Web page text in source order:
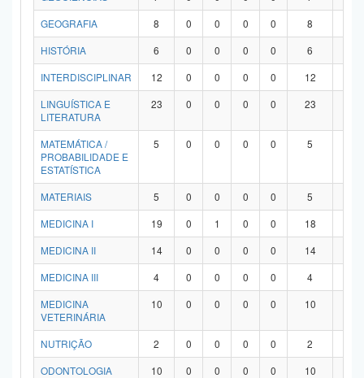
GEOGRAFIA
8 0 0 0 0 8
HISTÓRIA
6 0 0 0 0 6
INTERDISCIPLINAR
12 0 0 0 0 12
LINGUÍSTICA E
LITERATURA
23 0 0 0 0 23
MATEMÁTICA /
PROBABILIDADE E
ESTATÍSTICA
5 0 0 0 0 5
MATERIAIS 5 0 0 0 0 5
MEDICINA I
19 0 1 0 0 18
MEDICINA II
14 0 0 0 0 14
MEDICINA III
4 0 0 0 0 4
MEDICINA
VETERINÁRIA
10 0 0 0 0 10
NUTRIÇÃO 2 0 0 0 0 2
ODONTOLOGIA
10 0 0 0 0 10